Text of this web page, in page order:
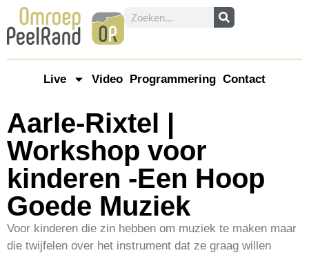
Live Video Programmering Contact
Aarle-Rixtel |
Workshop voor
kinderen -Een Hoop
Goede Muziek
Voor kinderen die zin hebben om muziek te maken maar
die twijfelen over het instrument dat ze graag willen